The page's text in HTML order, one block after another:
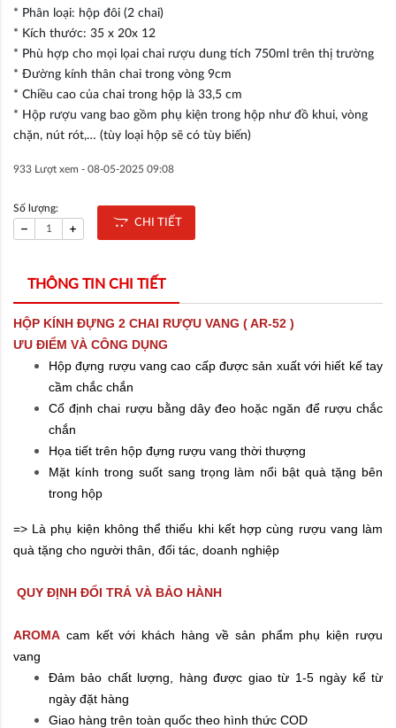
* Phân loại: hộp đôi (2 chai)
* Kích thước: 35 x 20x 12
* Phù hợp cho mọi lọai chai rượu dung tích 750ml trên thị trường
* Đường kính thân chai trong vòng 9cm
* Chiều cao của chai trong hộp là 33,5 cm
* Hộp rượu vang bao gồm phụ kiện trong hộp như đồ khui, vòng
chặn, nút rót,… (tùy loại hộp sẽ có tùy biến)
933 Lượt xem - 08-05-2025 09:08
Số lượng:
CHI TIẾT
THÔNG TIN CHI TIẾT
HỘP KÍNH ĐỰNG 2 CHAI RƯỢU VANG ( AR-52 )
ƯU ĐIỂM VÀ CÔNG DỤNG
Hộp đựng rượu vang cao cấp được sản xuất với hiết kế tay
cầm chắc chắn
Cố định chai rượu bằng dây đeo hoặc ngăn để rượu chắc
chắn
Họa tiết trên hộp đựng rượu vang thời thượng
Mặt kính trong suốt sang trọng làm nổi bật quà tặng bên
trong hộp
=> Là phụ kiện không thể thiếu khi kết hợp cùng rượu vang làm
quà tặng cho người thân, đối tác, doanh nghiệp
QUY ĐỊNH ĐỔI TRẢ VÀ BẢO HÀNH
AROMA cam kết với khách hàng về sản phẩm phụ kiện rượu
vang
Đảm bảo chất lượng, hàng được giao từ 1-5 ngày kể từ
ngày đặt hàng
Giao hàng trên toàn quốc theo hình thức COD